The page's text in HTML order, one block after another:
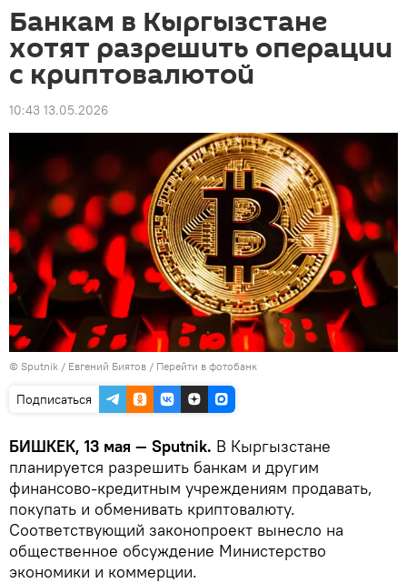
Банкам в Кыргызстане
хотят разрешить операции
с криптовалютой
10:43 13.05.2026
© Sputnik / Евгений Биятов / Перейти в фотобанк
Подписаться
БИШКЕК, 13 мая — Sputnik. В Кыргызстане
планируется разрешить банкам и другим
финансово-кредитным учреждениям продавать,
покупать и обменивать криптовалюту.
Соответствующий законопроект вынесло на
общественное обсуждение Министерство
экономики и коммерции.